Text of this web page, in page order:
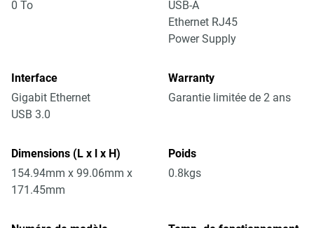
0 To
USB-A
Ethernet RJ45
Power Supply
Interface
Gigabit Ethernet
USB 3.0
Warranty
Garantie limitée de 2 ans
Dimensions (L x l x H)
154.94mm x 99.06mm x
171.45mm
Poids
0.8kgs